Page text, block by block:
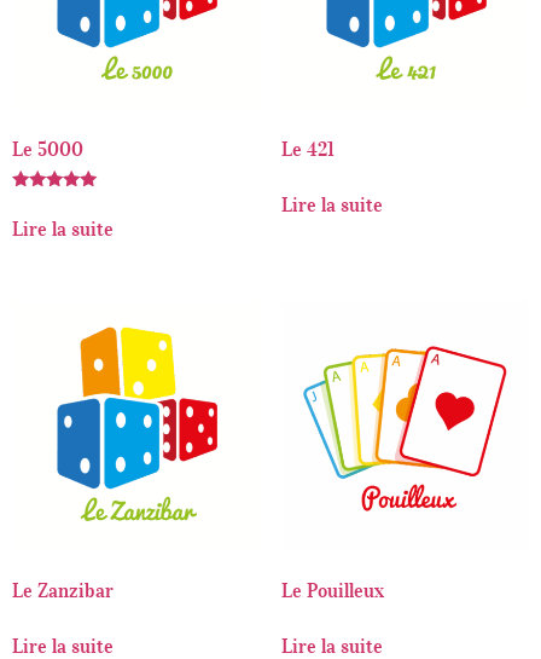
Le 5000
5.00
sur 5
Lire la suite
Le 421
Lire la suite
Le Zanzibar
Lire la suite
Le Pouilleux
Lire la suite